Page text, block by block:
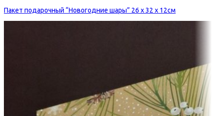
Пакет подарочный “Новогодние шары” 26 х 32 х 12см